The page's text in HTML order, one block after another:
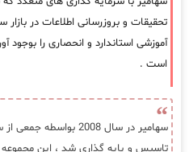
تحقیقات و بروزرسانی اطلاعات در
آموزشی استاندارد و انحصاری را
است .
سهامیر در سال 2008